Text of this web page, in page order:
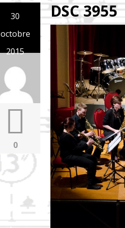
30
octobre
2015
0
DSC 3955